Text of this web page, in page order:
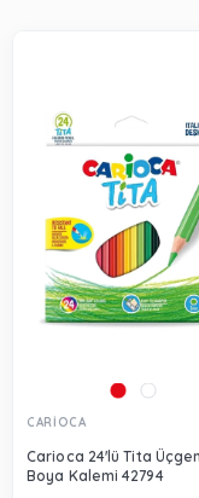
CARİOCA
Carioca 24'lü Tita
Boya Kalemi 42794